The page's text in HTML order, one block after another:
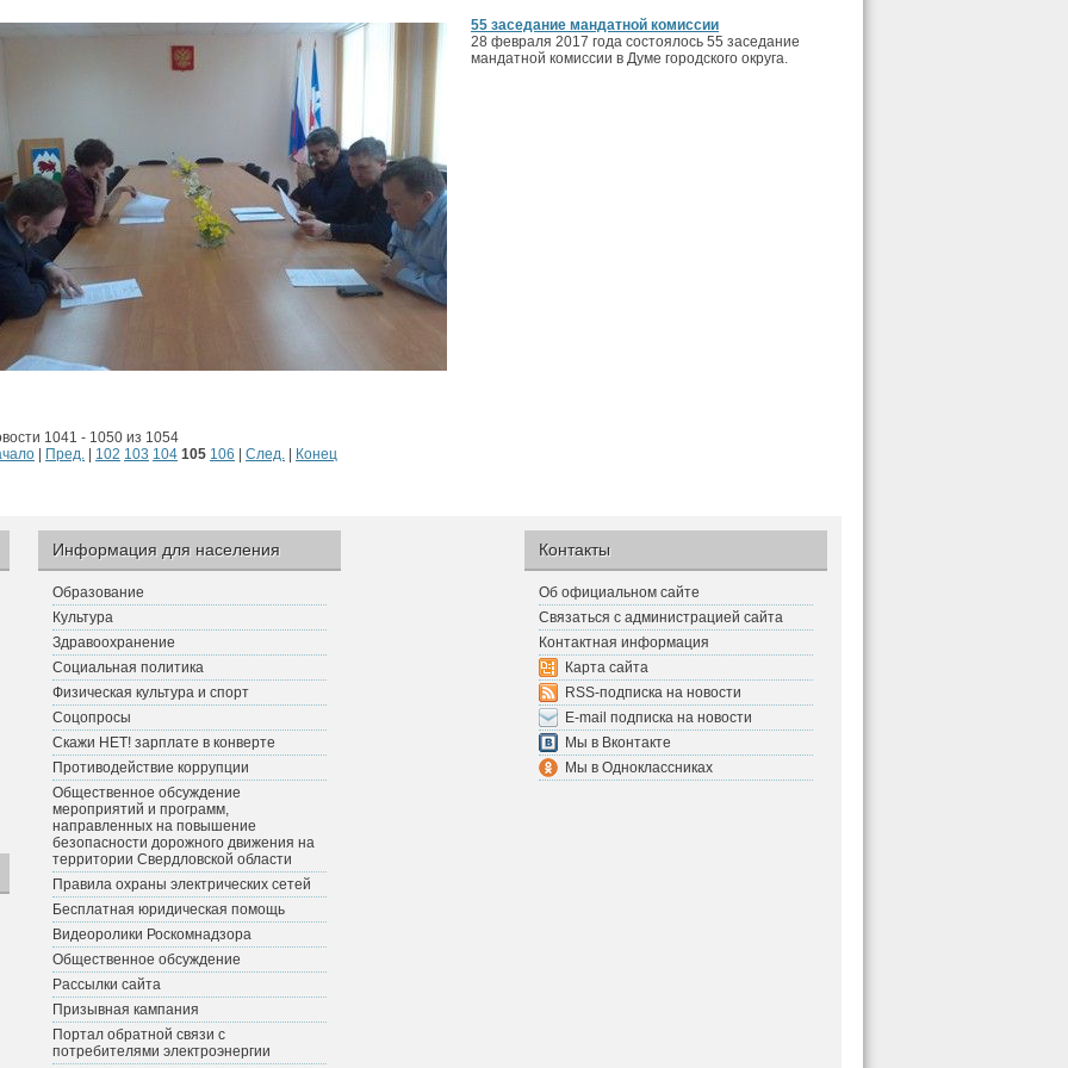
55 заседание мандатной комиссии
28 февраля 2017 года состоялось 55 заседание
мандатной комиссии в Думе городского округа.
1041 - 1050 из 1054
Пред. 102 103 104 105 106 След. Конец
Информация для населения
Образование
Культура
Здравоохранение
Социальная политика
Физическая культура и спорт
Соцопросы
Скажи НЕТ! зарплате в конверте
Противодействие коррупции
Общественное обсуждение
мероприятий и программ,
направленных на повышение
безопасности дорожного движения на
территории Свердловской области
Правила охраны электрических сетей
Бесплатная юридическая помощь
Видеоролики Роскомнадзора
Общественное обсуждение
Рассылки сайта
Призывная кампания
Портал обратной связи с
потребителями электроэнергии
Контакты
Об официальном сайте
Связаться с администрацией сайта
Контактная информация
Карта сайта
RSS-подписка на новости
E-mail подписка на новости
Мы в Вконтакте
Мы в Одноклассниках